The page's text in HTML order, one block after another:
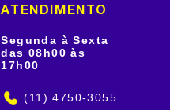
ATENDIMENTO
Segunda à Sexta
das 08h00 às
17h00
(11) 4750-3055